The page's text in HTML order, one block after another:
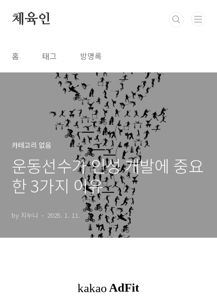
체육인
홈 태그 방명록
카테고리 없음
운동선수가 인성 개발에 중요
한 3가지 이유
by 지누니 2025. 1. 11.